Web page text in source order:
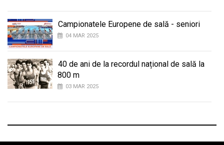
Campionatele Europene de sală - seniori
04 MAR 2025
40 de ani de la recordul național de sală la
800 m
03 MAR 2025